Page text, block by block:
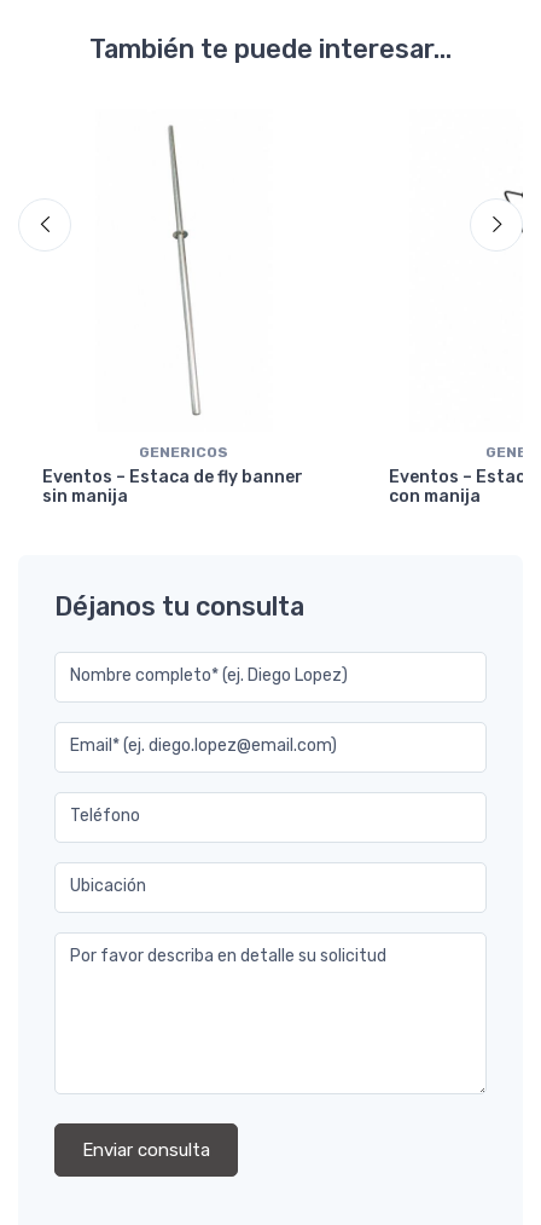
También te puede interesar...
GENERICOS
Eventos – Estaca de fly banner
sin manija
Eventos –
con manija
Déjanos tu consulta
Nombre completo* (ej. Diego Lopez)
Email* (ej. diego.lopez@email.com)
Teléfono
Ubicación
Por favor describa en detalle su solicitud
Enviar consulta